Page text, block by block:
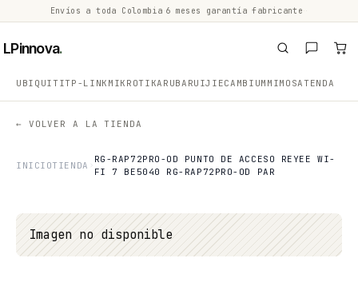
Envíos a toda Colombia 6 meses garantía fabricante
LPinnova.
UBIQUITITP-LINK MIKROTIKARUBA RUIJIECAMBIUM MIMOSATENDA
← VOLVER A LA TIENDA
INICIOTIENDA
RG-RAP72PRO-OD PUNTO DE ACCESO REYEE WI-
FI 7 BE5040 RG-RAP72PRO-OD PAR
Imagen no disponible